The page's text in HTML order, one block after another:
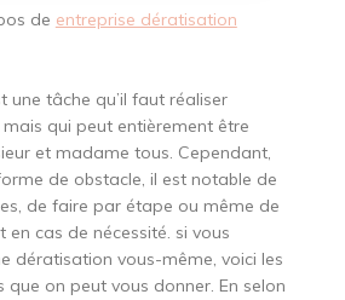
de entreprise dératisation
une tâche qu’il faut réaliser
qui peut entièrement être
et madame tous. Cependant,
de obstacle, il est notable de
de faire par étape ou même de
en cas de nécessité. si vous
dératisation vous-même, voici les
on peut vous donner. En selon